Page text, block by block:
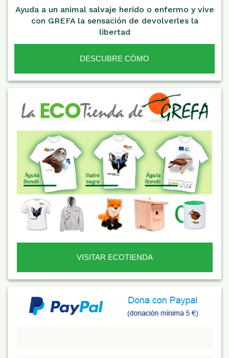
Ayuda a un animal salvaje herido o enfermo y vive
con GREFA la sensación de devolverles la
libertad
DESCUBRE CÓMO
VISITAR ECOTIENDA